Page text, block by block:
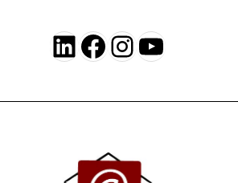
LinkedIn
Facebook
Instagram
YouTube